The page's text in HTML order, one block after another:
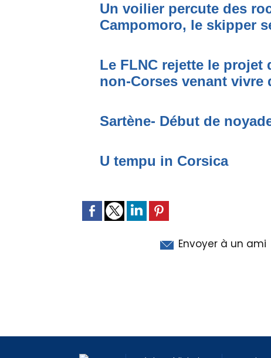
Un voilier percute des
Campomoro, le skipper
Le FLNC rejette le projet
non-Corses venant vivre
Sartène- Début de
U tempu in Corsica
Envoyer à un ami